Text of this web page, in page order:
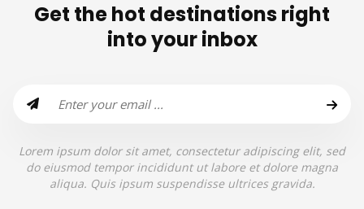
Get the hot destinations right
into your inbox
Lorem ipsum dolor sit amet, consectetur adipiscing elit, sed
do eiusmod tempor incididunt ut labore et dolore magna
aliqua. Quis ipsum suspendisse ultrices gravida.